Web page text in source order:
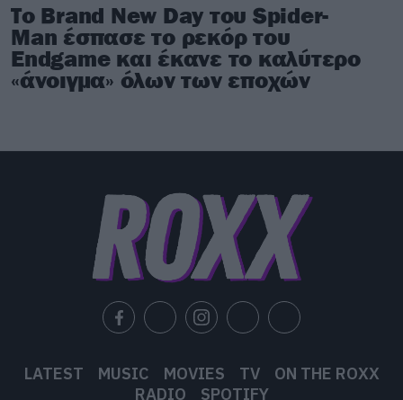
Το Brand New Day του Spider-
Man έσπασε το ρεκόρ του
Endgame και έκανε το καλύτερο
«άνοιγμα» όλων των εποχών
LATEST MUSIC MOVIES TV
ON THE ROXX
RADIO
SPOTIFY